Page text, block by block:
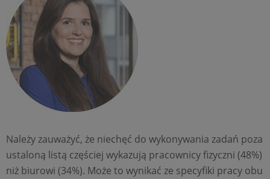
Należy zauważyć, że niechęć do wykonywania zadań poza
ustaloną listą częściej wykazują pracownicy fizyczni (48%)
niż biurowi (34%). Może to wynikać ze specyfiki pracy obu